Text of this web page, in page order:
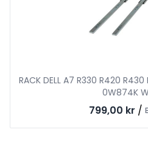
RACK DELL A7 R330 R420
0W874K
799,00 kr /